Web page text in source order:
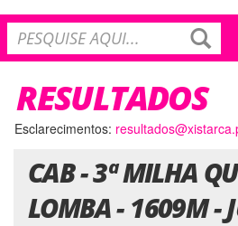
RESULTADOS
Esclarecimentos:
CAB - 3ª MILHA
LOMBA - 1609M -